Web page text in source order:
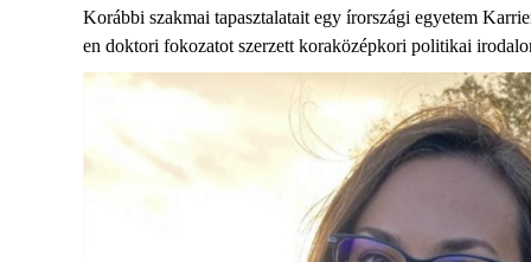
Korábbi szakmai tapasztalatait egy írországi egyetem
en doktori fokozatot szerzett koraközépkori politikai